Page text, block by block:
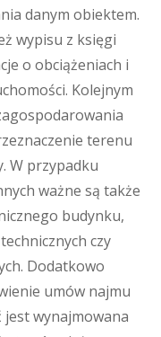
danym obiektem.
wypisu z księgi
o obciążeniach i
Kolejnym
terenu
W przypadku
ważne są także
budynku,
czy
Dodatkowo
umów najmu
wynajmowana